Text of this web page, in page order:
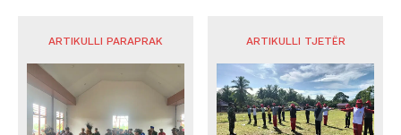
ARTIKULLI PARAPRAK ARTIKULLI TJETËR